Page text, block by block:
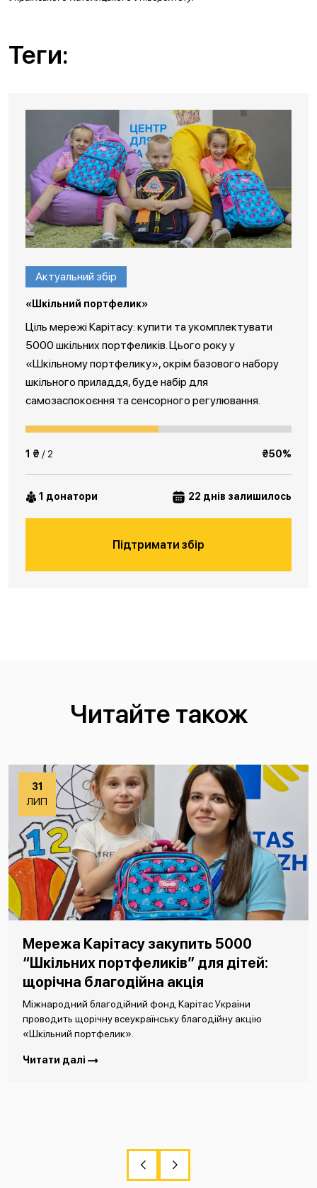
Теги:
Актуальний збір
«Шкільний портфелик»
Ціль мережі Карітасу: купити та укомплектувати
5000 шкільних портфеликів. Цього року у
«Шкільному портфелику», окрім базового набору
шкільного приладдя, буде набір для
самозаспокоєння та сенсорного регулювання.
1 ₴ / 2 ₴50%
1 донатори 22 днів залишилось
Підтримати збір
Читайте також
31
ЛИП
Мережа Карітасу закупить 5000
“Шкільних портфеликів” для дітей:
щорічна благодійна акція
Міжнародний благодійний фонд Карітас України
проводить щорічну всеукраїнську благодійну акцію
«Шкільний портфелик».
Читати далі